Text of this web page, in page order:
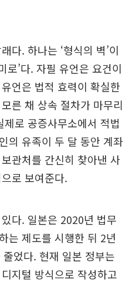
다. 하나는 ‘형식의 벽’이
로’다. 자필 유언은 요건이
언은 법적 효력이 확실한
른 채 상속 절차가 마무리
로 공증사무소에서 적법
의 유족이 두 달 동안 계좌
관처를 간신히 찾아낸 사
로 보여준다.
다. 일본은 2020년 법무
는 제도를 시행한 뒤 2년
었다. 현재 일본 정부는
지털 방식으로 작성하고